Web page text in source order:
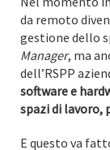
da remoto
gestione dello
Manager, ma
dell’RSPP
software e
spazi di lavoro,
E questo va